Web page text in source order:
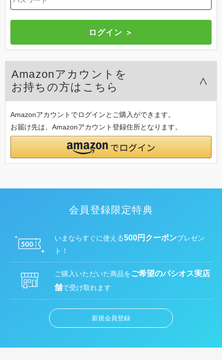
Amazonアカウントを
お持ちの方はこちら
Amazonアカウントでログインとご購入ができます。
お届け先は、Amazonアカウント登録住所となります。
会員登録限定特典
いまならすぐに使える500円クーポンプレゼン
ト！
ご購入いただいた商品をご希望のパシオス実店
舗で受け取れます
新規会員登録